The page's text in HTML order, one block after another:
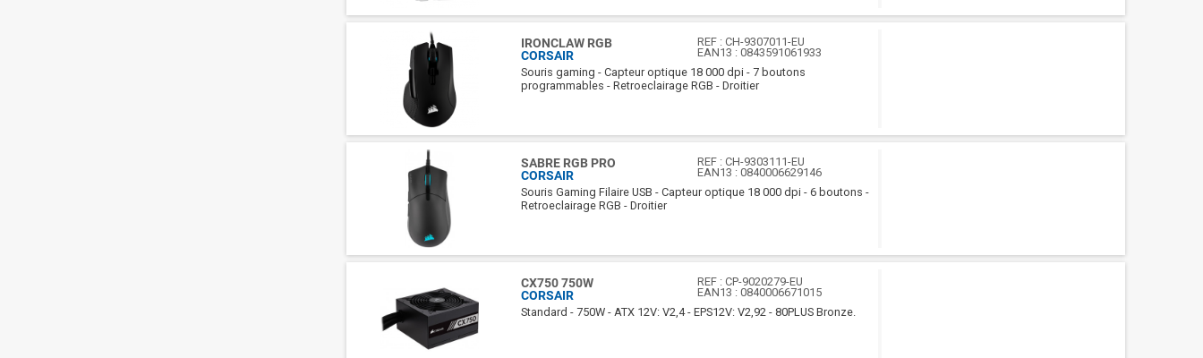
IRONCLAW RGB
CORSAIR
REF :CH-9307011-EU
EAN13 :0843591061933
Souris gaming - Capteur optique 18 000 dpi - 7 boutons
programmables - Retroeclairage RGB - Droitier
SABRE RGB PRO
CORSAIR
REF :CH-9303111-EU
EAN13 :0840006629146
Souris Gaming Filaire USB - Capteur optique 18 000 dpi - 6 boutons -
Retroeclairage RGB - Droitier
CX750 750W
CORSAIR
REF :CP-9020279-EU
EAN13 :0840006671015
Standard - 750W - ATX 12V: V2,4 - EPS12V: V2,92 - 80PLUS Bronze.